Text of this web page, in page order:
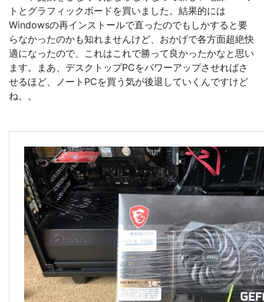
トとグラフィックボードを買いました。結果的には
Windowsの再インストールで直ったのでもしかすると要
らなかったのかも知れませんけど、おかげで各方面超絶快
適になったので、これはこれで勝って良かったかなと思い
ます。まあ、デスクトップPCをパワーアップさせればさ
せるほど、ノートPCを買う気が後退していくんですけど
ね。。